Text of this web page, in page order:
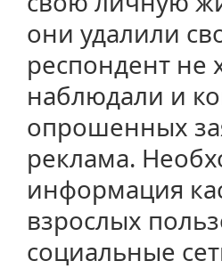
они удалили
респондент не
наблюдали и
опрошенных
реклама.
информация
взрослых
социальные